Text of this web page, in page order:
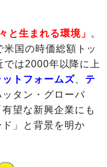
と生まれる環境」 。
国の時価総額トッ
は2000年以降に上
ットフォームズ、 テ
タン・グローバ
望な新興企業にも
」と背景を明か